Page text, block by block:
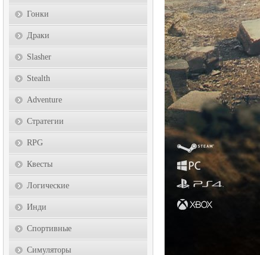
Гонки
Драки
Slasher
Stealth
Adventure
Стратегии
RPG
Квесты
Логические
Инди
Спортивные
Симуляторы